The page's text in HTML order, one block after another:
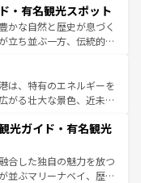
お、新着の韓国情報はコンテンツ一
ハノイの古い町並みやホ
建物も、独特の雰囲気を
ィの豊かさとおいしさで
ムコーヒーなどは、ぜ
訪れてもあたたかい人々
っと忘れられない旅にな
・有名観光スポット
かな自然と歴史が息づく
立ち並ぶ一方、伝統的な
ェンマイなどの山岳地
ーケットやクラビの美し
ことができる。タイ料理
の季節にも異なる楽しみ
の人々、仏教を中心とし
、訪れる旅人を魅了し続
コンテンツ一覧を参照して
は、特有のエネルギーを
がる壮大な景色、近未来
。観光スポットが密集し
るのも魅力。息をのむよ
香港を存分に楽しみ尽く
コンテンツ一覧を参照して
光ガイド・有名観光
合した独自の魅力を放つ
並ぶマリーナベイ、歴史